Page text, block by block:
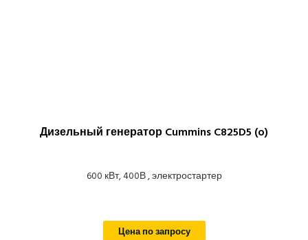
Дизельный генератор Cummins C825D5 (o)
600 кВт, 400В , электростартер
Цена по запросу